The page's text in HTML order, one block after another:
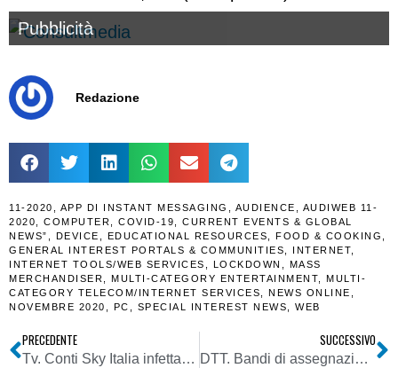
Pubblicità
Redazione
11-2020 APP DI INSTANT MESSAGING AUDIENCE
AUDIWEB 11-
2020
COMPUTER COVID-19
CURRENT EVENTS & GLOBAL
NEWS”
DEVICE EDUCATIONAL RESOURCES FOOD & COOKING
GENERAL INTEREST PORTALS & COMMUNITIES
INTERNET
INTERNET TOOLS/WEB SERVICES
LOCKDOWN
MASS
MERCHANDISER
MULTI-CATEGORY ENTERTAINMENT
MULTI-
CATEGORY TELECOM/INTERNET SERVICES
NEWS ONLINE
NOVEMBRE 2020
PC SPECIAL INTEREST NEWS WEB
PRECEDENTE
Tv. Conti Sky Italia infettati dal Covid-19. Male ascolti e raccolta per free to air TV8
SUCCESSIVO
DTT. Bandi di assegnazione diritti d’uso ex LL. 205/2017 e 145/2018, chiesto il differimento della scadenza di 30 giorni